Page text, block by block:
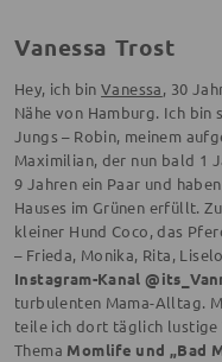
Vanessa Trost
Hey, ich binVanessa, 30
Nähe von Hamburg. Ich
Jungs – Robin, meinem
Maximilian, der nun bald 1
9 Jahren ein Paar und
Hauses im Grünen erfüllt.
kleiner Hund Coco, das
– Frieda, Monika, Rita,
Instagram-Kanal
turbulenten Mama-Alltag.
teile ich dort täglich lustige
Thema Momlife und „Bad